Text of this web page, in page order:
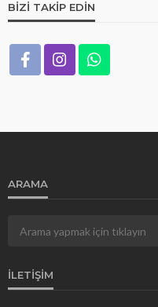
BIZI TAKIP EDIN
ARAMA
İLETIŞIM